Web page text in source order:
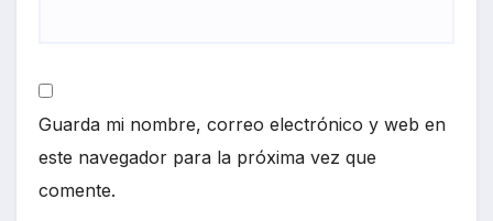
Guarda mi nombre, correo electrónico y web en
este navegador para la próxima vez que
comente.